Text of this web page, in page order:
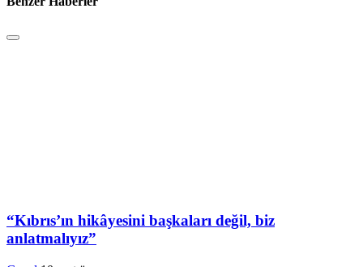
“Kıbrıs’ın hikâyesini başkaları değil, biz
anlatmalıyız”